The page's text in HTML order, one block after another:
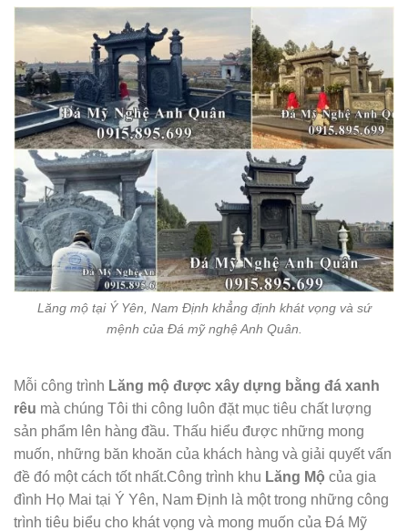
Lăng mộ tại Ý Yên, Nam Định khẳng định khát vọng và sứ
mệnh của Đá mỹ nghệ Anh Quân.
Mỗi công trình Lăng mộ được xây dựng bằng đá xanh
rêu mà chúng Tôi thi công luôn đặt mục tiêu chất lượng
sản phẩm lên hàng đầu. Thấu hiểu được những mong
muốn, những băn khoăn của khách hàng và giải quyết vấn
đề đó một cách tốt nhất.Công trình khu Lăng Mộ của gia
đình Họ Mai tại Ý Yên, Nam Định là một trong những công
trình tiêu biểu cho khát vọng và mong muốn của Đá Mỹ